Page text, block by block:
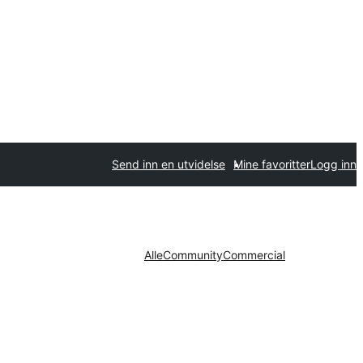
Send inn en utvidelse Mine favoritterLogg inn
AlleCommunityCommercial